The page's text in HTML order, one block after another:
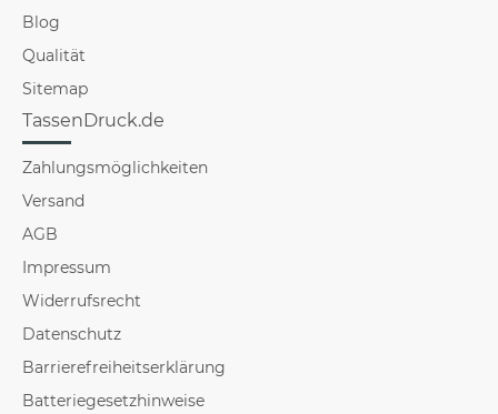
Blog
Qualität
Sitemap
TassenDruck.de
Zahlungsmöglichkeiten
Versand
AGB
Impressum
Widerrufsrecht
Datenschutz
Barrierefreiheitserklärung
Batteriegesetzhinweise